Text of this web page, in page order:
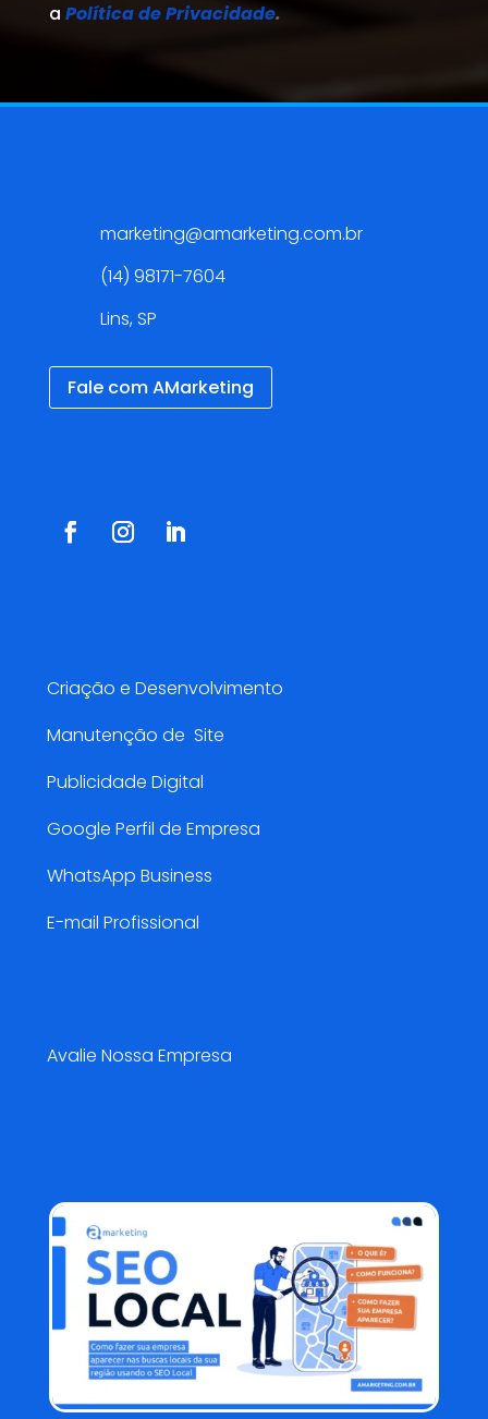
a Política de Privacidade.
marketing@amarketing.com.br
(14) 98171-7604
Lins, SP
Fale com AMarketing
Criação e Desenvolvimento
Manutenção de Site
Publicidade Digital
Google Perfil de Empresa
WhatsApp Business
E-mail Profissional
Avalie Nossa Empresa